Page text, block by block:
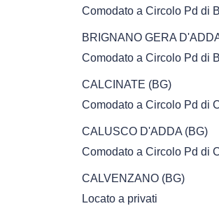
Comodato a Circolo Pd di
BRIGNANO GERA
Comodato a Circolo Pd di
CALCINATE (BG)
Comodato a Circolo Pd di
CALUSCO D'ADDA (BG)
Comodato a Circolo Pd di
CALVENZANO (BG)
Locato a privati